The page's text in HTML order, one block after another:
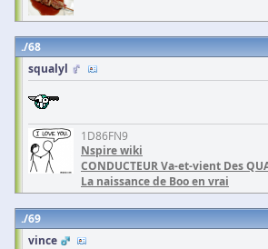
68
squalyl
1D86FN9
Nspire wiki
CONDUCTEUR Va-et-vient Des
La naissance de Boo en vrai
69
vince